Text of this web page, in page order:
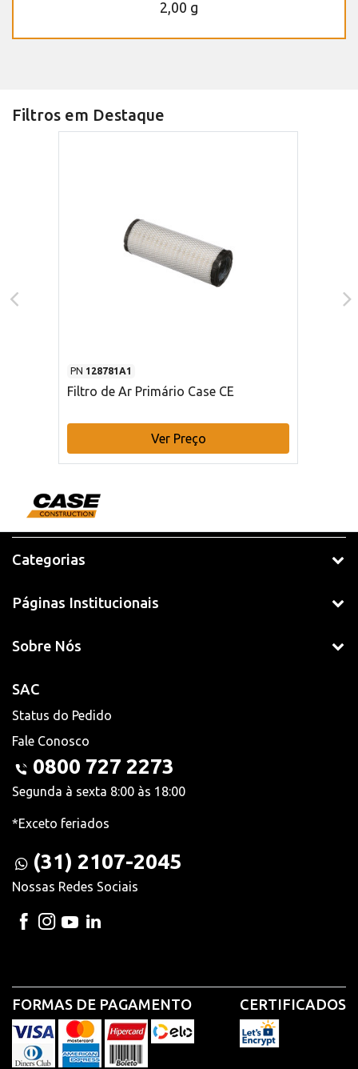
2,00 g
Filtros em Destaque
PN 128781A1
Filtro de Ar Primário Case CE
Ver Preço
Categorias
Páginas Institucionais
Sobre Nós
SAC
Status do Pedido
Fale Conosco
0800 727 2273
Segunda à sexta 8:00 às 18:00
*Exceto feriados
(31) 2107-2045
Nossas Redes Sociais
FORMAS DE PAGAMENTO CERTIFICADOS